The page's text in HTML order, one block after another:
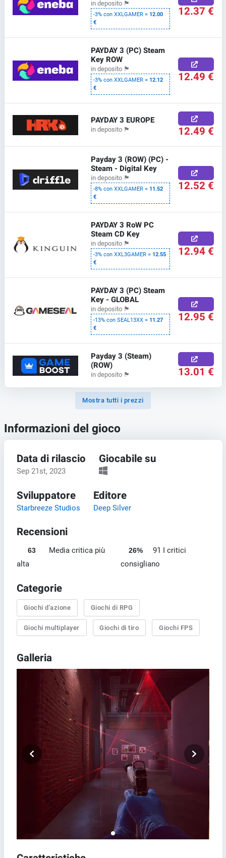
in deposito 🏴
-3% con XXLGAMER =12.00
€
12.37 €
PAYDAY 3 (PC) Steam
Key ROW
in deposito 🏴
-3% con XXLGAMER =12.12
€
12.49 €
PAYDAY 3 EUROPE
in deposito 🏴 12.49 €
Payday 3 (ROW) (PC) -
Steam - Digital Key
in deposito 🏴
-8% con XXLGAMER =11.52
€
12.52 €
PAYDAY 3 RoW PC
Steam CD Key
in deposito 🏴
-3% con XXL3GAMER =12.55
€
12.94 €
PAYDAY 3 (PC) Steam
Key - GLOBAL
in deposito 🏴
-13% con SEAL13XX =11.27
€
12.95 €
Payday 3 (Steam)
(ROW)
in deposito 🏴 13.01 €
Mostra tutti i prezzi
Informazioni del gioco
Data di rilascio
Sep 21st, 2023
Giocabile su
Sviluppatore
Starbreeze Studios
Editore
Deep Silver
Recensioni
63
Media critica più
alta
26%
91 I critici
consigliano
Categorie
Giochi d'azione Giochi di RPG
Giochi multiplayer Giochi di tiro Giochi FPS
Galleria